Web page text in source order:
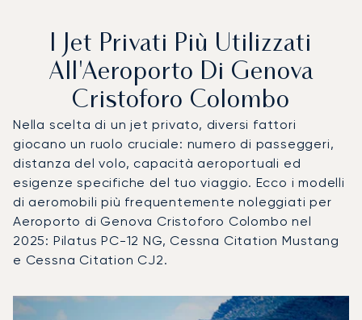
I Jet Privati Più Utilizzati
All'Aeroporto Di Genova
Cristoforo Colombo
Nella scelta di un jet privato, diversi fattori
giocano un ruolo cruciale: numero di passeggeri,
distanza del volo, capacità aeroportuali ed
esigenze specifiche del tuo viaggio. Ecco i modelli
di aeromobili più frequentemente noleggiati per
Aeroporto di Genova Cristoforo Colombo nel
2025: Pilatus PC-12 NG, Cessna Citation Mustang
e Cessna Citation CJ2.
Foto dell'aeromobile
Modello di aeromobile
Posti